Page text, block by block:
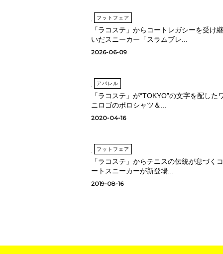
フットフェア
「ラコステ」からコートレガシーを受け継
いだスニーカー「スラムブレ...
2026-06-09
アパレル
「ラコステ」が“TOKYO”の文字を配した
ニロゴのポロシャツ＆...
2020-04-16
フットフェア
「ラコステ」からテニスの伝統が息づくコ
ートスニーカーが新登場...
2019-08-16